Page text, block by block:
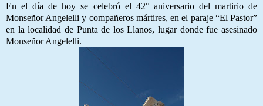
En el día de hoy se celebró el 42° aniversario del martirio de
Monseñor Angelelli y compañeros mártires, en el paraje “El Pastor”
en la localidad de Punta de los Llanos, lugar donde fue asesinado
Monseñor Angelelli.